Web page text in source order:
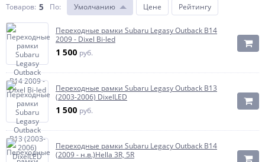
Товаров: 5 По: Умолчанию Цене Рейтингу
Переходные рамки Subaru Legasy Outback B14
2009 - Dixel Bi-led
1 500 руб.
Переходные рамки Subaru Legasy Outback B13
(2003-2006) DixelLED
1 500 руб.
Переходные рамки Subaru Legacy Outback B14
(2009 - н.в.)Hella 3R, 5R